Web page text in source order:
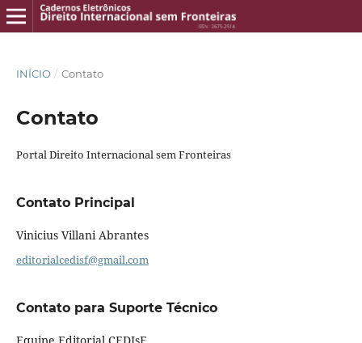
INÍCIO / Contato
Contato
Portal Direito Internacional sem Fronteiras
Contato Principal
Vinicius Villani Abrantes
editorialcedisf@gmail.com
Contato para Suporte Técnico